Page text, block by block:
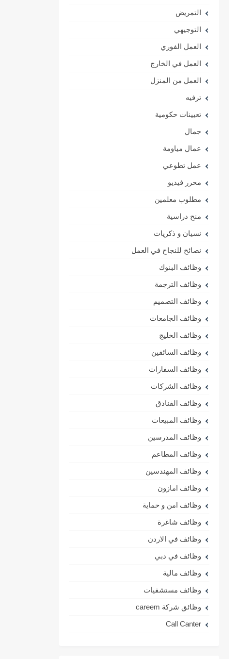
التمريض
التوجيهي
العمل الفوري
العمل في الخارج
العمل من المنزل
ترفيه
تعيينات حكومية
جمال
عمال مياومة
عمل تطوعي
محرر فيديو
مطلوب معلمين
منح دراسية
نسيان و ذكريات
نصائح للنجاح في العمل
وظائف البنوك
وظائف الترجمة
وظائف التصميم
وظائف الجامعات
وظائف الخليج
وظائف السائقين
وظائف السفارات
وظائف الشركات
وظائف الفنادق
وظائف المبيعات
وظائف المدرسين
وظائف المطاعم
وظائف المهندسين
وظائف امازون
وظائف امن و حماية
وظائف شاغرة
وظائف في الاردن
وظائف في دبي
وظائف مالية
وظائف مستشفيات
وظائق شركة careem
Call Canter